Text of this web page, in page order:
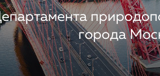
города